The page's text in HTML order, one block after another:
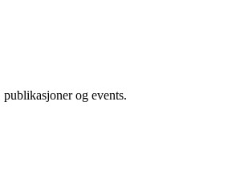
og events.